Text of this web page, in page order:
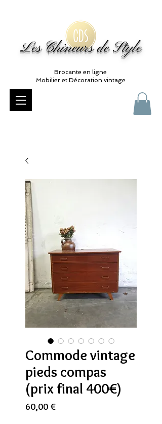
Les Chineurs de Style
Brocante en ligne
Mobilier et Décoration vintage
Commode vintage
pieds compas
(prix final 400€)
60,00 €Prix